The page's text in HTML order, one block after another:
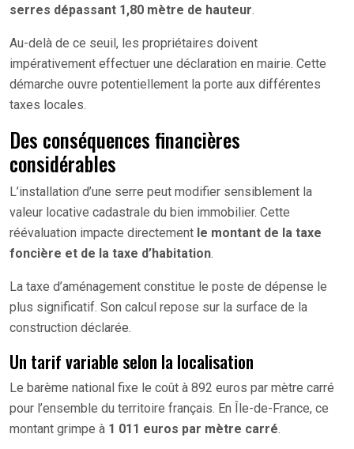
serres dépassant 1,80 mètre de hauteur.
Au-delà de ce seuil, les propriétaires doivent
impérativement effectuer une déclaration en mairie. Cette
démarche ouvre potentiellement la porte aux différentes
taxes locales.
Des conséquences financières
considérables
L’installation d’une serre peut modifier sensiblement la
valeur locative cadastrale du bien immobilier. Cette
réévaluation impacte directement le montant de la taxe
foncière et de la taxe d’habitation.
La taxe d’aménagement constitue le poste de dépense le
plus significatif. Son calcul repose sur la surface de la
construction déclarée.
Un tarif variable selon la localisation
Le barème national fixe le coût à 892 euros par mètre carré
pour l’ensemble du territoire français. En Île-de-France, ce
montant grimpe à 1 011 euros par mètre carré.